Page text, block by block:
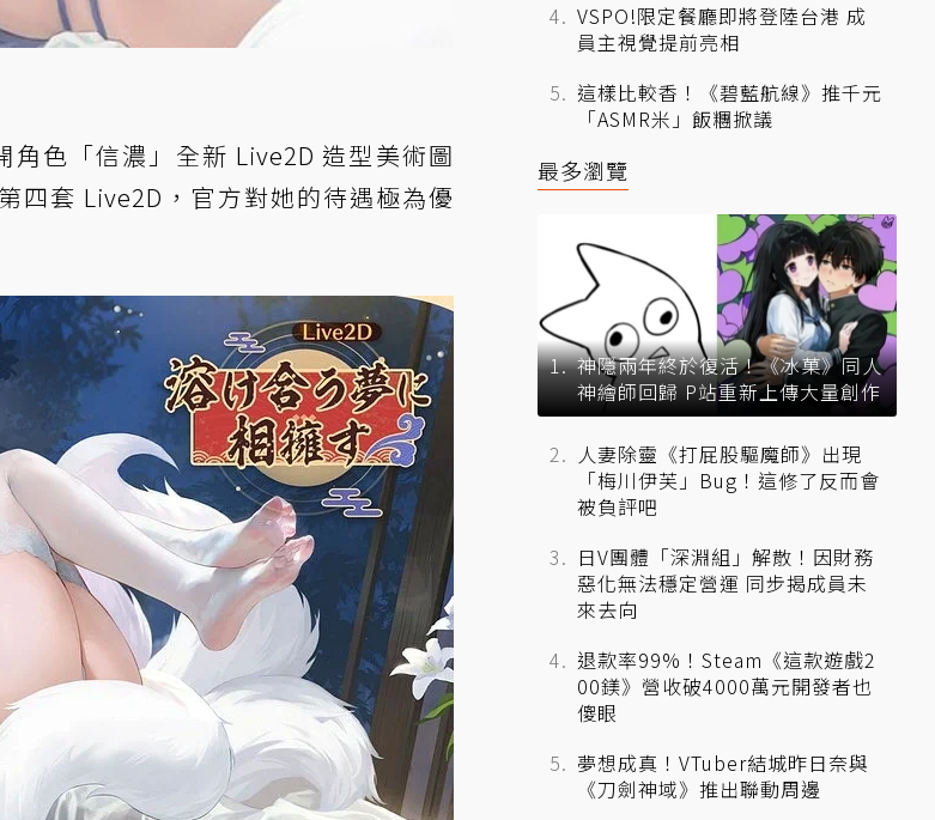
角色「信濃」全新 Live2D 造型美術圖
四套 Live2D，官方對她的待遇極為優
VSPO!限定餐廳即將登陸台港 成
員主視覺提前亮相
這樣比較香！《碧藍航線》推千元
「ASMR米」飯糰掀議
最多瀏覽
神隱兩年終於復活！《冰菓》同人
神繪師回歸 P站重新上傳大量創作
人妻除靈《打屁股驅魔師》出現
「梅川伊芙」Bug！這修了反而會
被負評吧
日V團體「深淵組」解散！因財務
惡化無法穩定營運 同步揭成員未
來去向
退款率99%！Steam《這款遊戲2
00鎂》營收破4000萬元開發者也
傻眼
夢想成真！VTuber結城昨日奈與
《刀劍神域》推出聯動周邊